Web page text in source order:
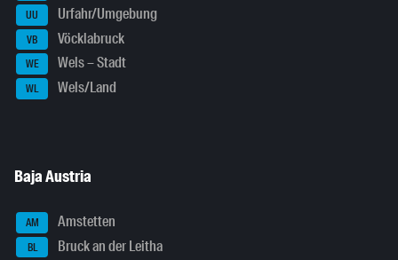
UU Urfahr/Umgebung
VB Vöcklabruck
WE Wels – Stadt
WL Wels/Land
Baja Austria
AM Amstetten
BL Bruck an der Leitha